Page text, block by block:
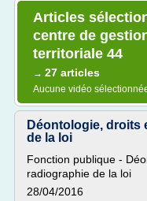
Articles
centre de
territoriale 44
→ 27 articles
Aucune vidéo
Déontologie, droits
de la loi
Fonction publique -
radiographie de la loi
28/04/2016